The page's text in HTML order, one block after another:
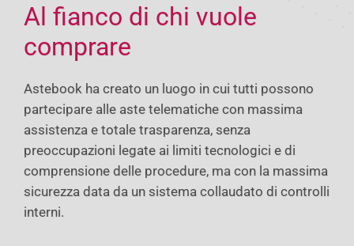
Al fianco di chi vuole
comprare
Astebook ha creato un luogo in cui tutti possono
partecipare alle aste telematiche con massima
assistenza e totale trasparenza, senza
preoccupazioni legate ai limiti tecnologici e di
comprensione delle procedure, ma con la massima
sicurezza data da un sistema collaudato di controlli
interni.